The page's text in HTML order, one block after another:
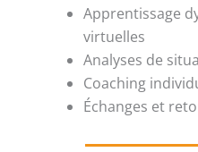
Apprentissage
virtuelles
Analyses de
Coaching
Échanges et